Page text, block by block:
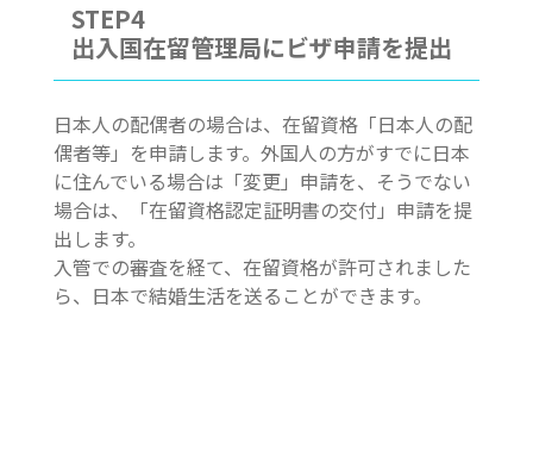
STEP4
出入国在留管理局にビザ申請を提出
日本人の配偶者の場合は、在留資格「日本人の配
偶者等」を申請します。外国人の方がすでに日本
に住んでいる場合は「変更」申請を、そうでない
場合は、「在留資格認定証明書の交付」申請を提
出します。
入管での審査を経て、在留資格が許可されました
ら、日本で結婚生活を送ることができます。